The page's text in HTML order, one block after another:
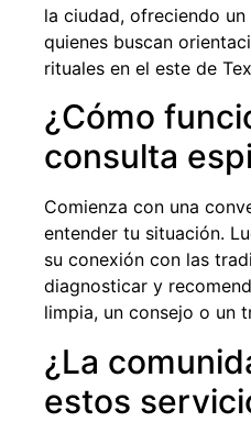
la ciudad, ofreciendo
quienes buscan
rituales en el este de
¿Cómo
consulta
Comienza con una
entender tu situación.
su conexión con las
diagnosticar y
limpia, un consejo o un
¿La
estos